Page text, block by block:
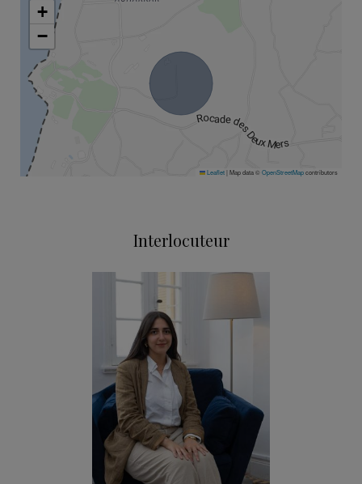
+
−
Leaflet| Map data ©OpenStreetMapcontributors
Interlocuteur